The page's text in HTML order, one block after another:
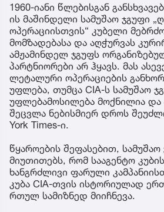
1960-იანი წლებისგან
ის მაშინდელი სამუშაო ჯგუფი
ოპერაციისთვის“ კუბელი
მომზადებასა და აღჭურვას
ამჟამინდელ ჯგუფს
პარტნიორები არ ჰყავს. მას
ლეტალური ოპერაციების
უფლება, თუმცა CIA-ს სამუშაო
უფლებამოსილება მოქნილია და
შეცვლა ნებისმიერ დროს
York Times-ი.
წყაროების შეფასებით, სამუშაო
მიუთითებს, რომ სააგენტო
ხანგრძლივი ფარული
კუბა CIA-თვის ისტორიულად
რთულ სამიზნედ მიიჩნევა.